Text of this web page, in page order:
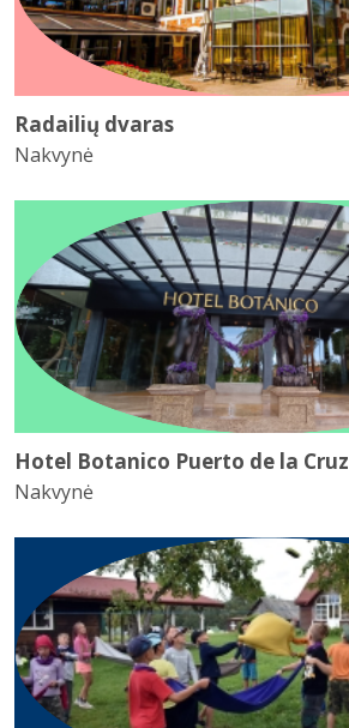
Radailių dvaras
Nakvynė
Hotel Botanico Puerto de la Cruz
Nakvynė